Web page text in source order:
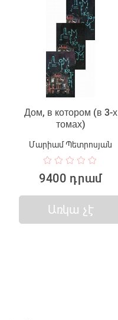
Дом, в котором (в 3-х
томах)
Մարիամ Պետրոսյան
9400 դրամ
Առկա չէ